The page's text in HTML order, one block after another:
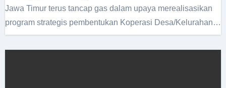
Jawa Timur terus tancap gas dalam upaya merealisasikan
program strategis pembentukan Koperasi Desa/Kelurahan…